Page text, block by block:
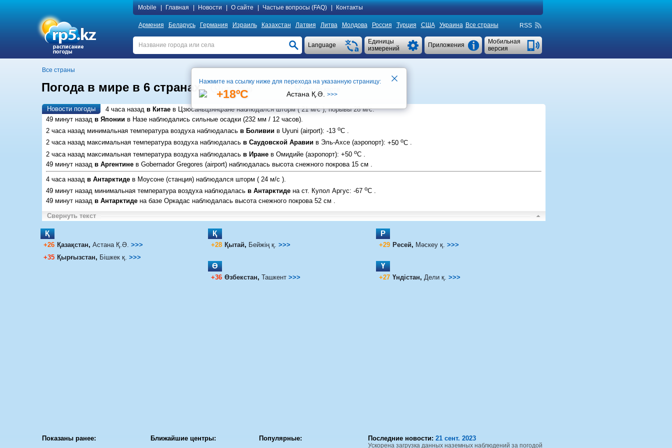
Mobile Главная Новости О сайте Частые вопросы (FAQ) Контакты
Армения Беларусь Германия Израиль Казахстан Латвия Литва Молдова Россия Турция США Украина Все страны RSS
Мобильная
версия
Приложения
Единицы
измерений
Language
Все страны
Погода в мире в 6 странах UTC 12:49
Новости погоды 4 часа назад в Китае в Цзюсаньцзянфаненаблюдался шторм (21 м/с ), порывы28 м/с.
49 минут назад в Японии в Назенаблюдались сильные осадки (232 мм / 12 часов).
2 часа назад минимальная температура воздуха наблюдалась в Боливии в Uyuni (airport): -13 oC .
2 часа назад максимальная температура воздуха наблюдалась в Саудовской Аравии в Эль-Ахсе (аэропорт): +50 oC .
2 часа назад максимальная температура воздуха наблюдалась в Иране в Омидийе (аэропорт): +50 oC
49 минут назад в Аргентине в Gobernador Gregores (airport)наблюдалась высота снежного покрова 15 см
4 часа назад в Антарктиде в Моусоне (станция)наблюдался шторм (24 м/с ).
49 минут назад минимальная температура воздуха наблюдалась в Антарктиде на ст. Купол Аргус: -67 oC .
49 минут назад в Антарктиде на базе Оркадас наблюдалась высота снежного покрова 52 см .
Свернуть текст
Қ
+26 Қазақстан, Астана Қ.Ә. >>>
+35 Қырғызстан, Бішкек қ. >>>
Қ
+28 Қытай, Бейжің қ. >>>
Ө
+36 Өзбекстан, Ташкент >>>
Р
+29 Ресей, Мәскеу қ. >>>
Ү
+27 Үндістан, Дели қ. >>>
Показаны ранее: Ближайшие центры: Популярные: Последние новости: 21 сент. 2023
Ускорена загрузка данных наземных наблюдений за погодой
Нажмите на ссылку ниже для перехода на указанную страницу:
+18ºC Астана Қ.Ә. >>>